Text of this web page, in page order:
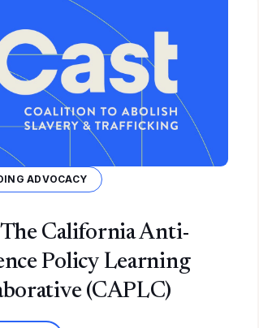
ADVOCACY
California Anti-
Policy Learning
(CAPLC)